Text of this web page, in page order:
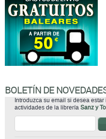
BOLETÍN DE
Introduzca su email si desea
actividades de la librería Sanz y